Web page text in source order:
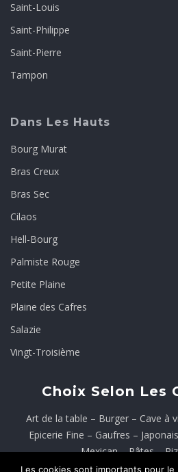
Saint-Louis
Saint-Philippe
Saint-Pierre
Tampon
Dans Les Hauts
Bourg Murat
Bras Creux
Bras Sec
Cilaos
Hell-Bourg
Palmiste Rouge
Petite Plaine
Plaine des Cafres
Salazie
Vingt-Troisième
Choix Selon Les
Art de la table – Burger – Cave à
Epicerie Fine – Gaufres – Japonais
Mexican–Pâtes–
Les cookies sont importants pour